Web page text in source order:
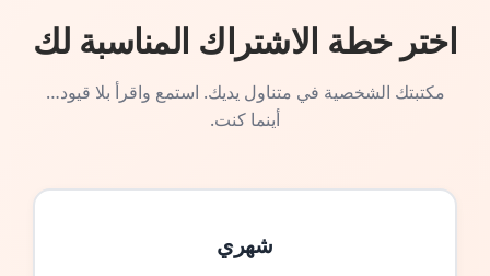
اختر خطة الاشتراك المناسبة لك
مكتبتك الشخصية في متناول يديك. استمع واقرأ بلا قيود…
أينما كنت.
شهري